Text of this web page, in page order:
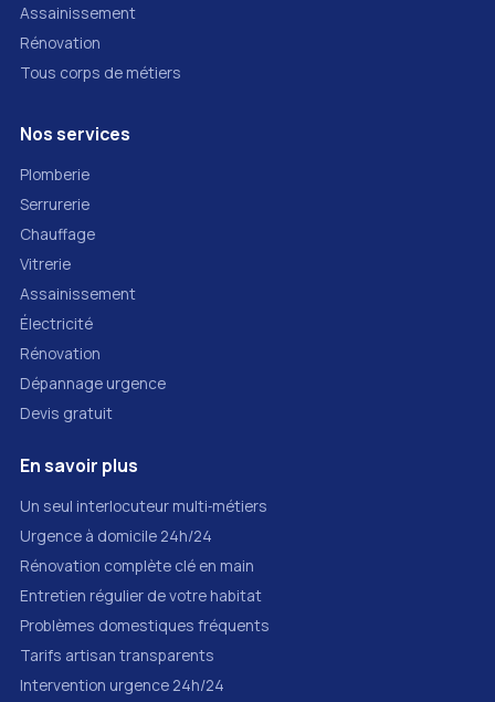
Assainissement
Rénovation
Tous corps de métiers
Nos services
Plomberie
Serrurerie
Chauffage
Vitrerie
Assainissement
Électricité
Rénovation
Dépannage urgence
Devis gratuit
En savoir plus
Un seul interlocuteur multi‑métiers
Urgence à domicile 24h/24
Rénovation complète clé en main
Entretien régulier de votre habitat
Problèmes domestiques fréquents
Tarifs artisan transparents
Intervention urgence 24h/24